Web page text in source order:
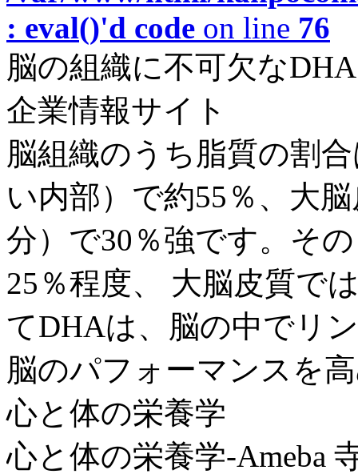
: eval()'d code on line 76
脳の組織に不可欠な
企業情報サイト
脳組織のうち脂質の割
い内部）で約55％、大
分）で30％強です。そ
25％程度、 大脳皮質で
てDHAは、脳の中でリ
脳のパフォーマンスを
心と体の栄養学
心と体の栄養学-Ameba